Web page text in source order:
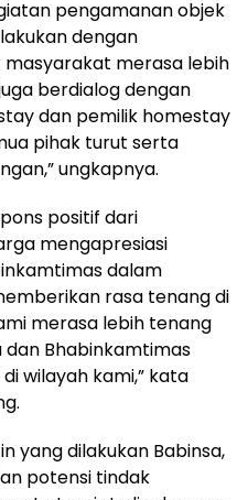
pengamanan objek
dengan
merasa lebih
berdialog dengan
dan pemilik homestay
pihak turut serta
ungkapnya.
positif dari
mengapresiasi
dalam
rasa tenang di
merasa lebih tenang
dan Bhabinkamtimas
wilayah kami,” kata
yang dilakukan Babinsa,
potensi tindak